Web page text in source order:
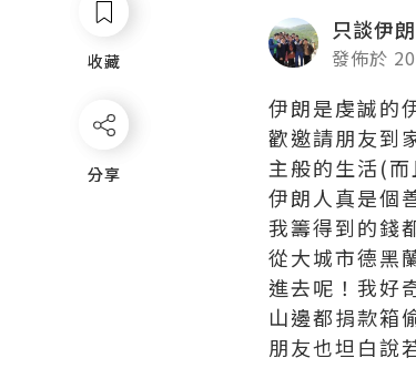
收藏
分享
只談伊朗
發佈於
伊朗是虔誠的
歡邀請朋友到
主般的生活(
伊朗人真是個
我籌得到的錢
從大城市德黑
進去呢！我好
山邊都捐款箱
朋友也坦白說
收藏
分享